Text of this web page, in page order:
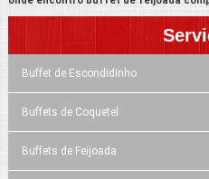
Buffet de Escondidinho
Buffets de Coquetel
Buffets de Feijoada